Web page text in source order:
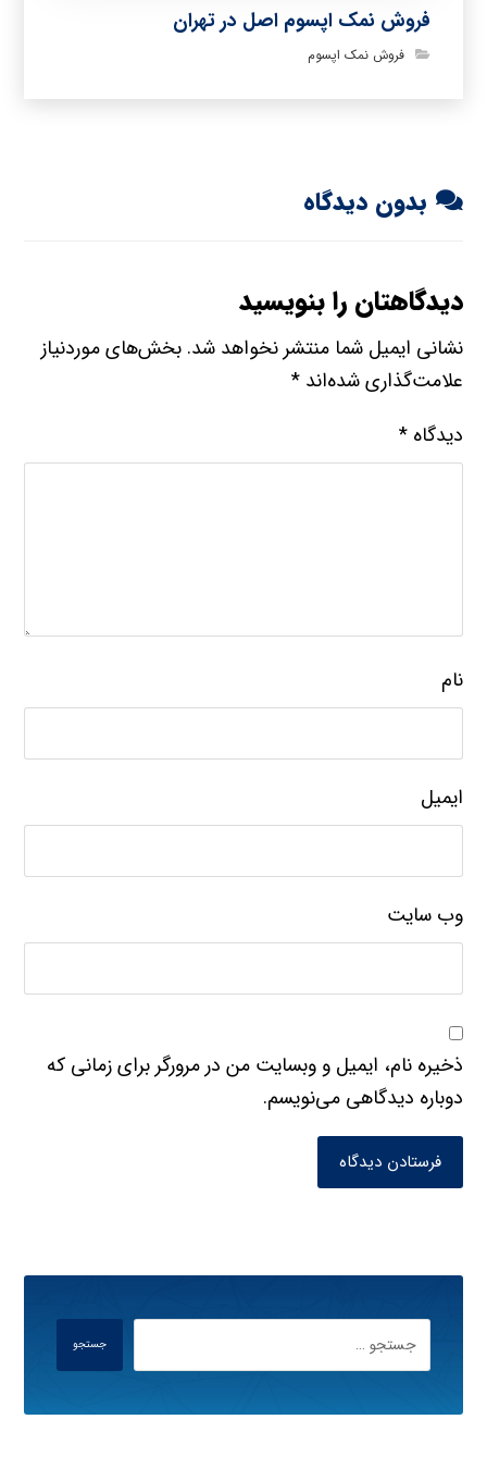
فروش نمک اپسوم اصل در تهران
فروش نمک اپسوم
بدون دیدگاه
دیدگاهتان را بنویسید
نشانی ایمیل شما منتشر نخواهد شد. بخش‌های موردنیاز
علامت‌گذاری شده‌اند*
دیدگاه*
نام
ایمیل
وب‌ سایت
ذخیره نام، ایمیل و وبسایت من در مرورگر برای زمانی که
دوباره دیدگاهی می‌نویسم.
فرستادن دیدگاه
جستجو